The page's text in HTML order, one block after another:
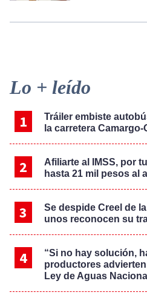
Primary
Sidebar
Lo + leído
Tráiler embiste
la carretera Camargo-
Afiliarte al IMSS, por
hasta 21 mil pesos al
Se despide Creel de
unos reconocen su
“Si no hay solución,
productores
Ley de Aguas